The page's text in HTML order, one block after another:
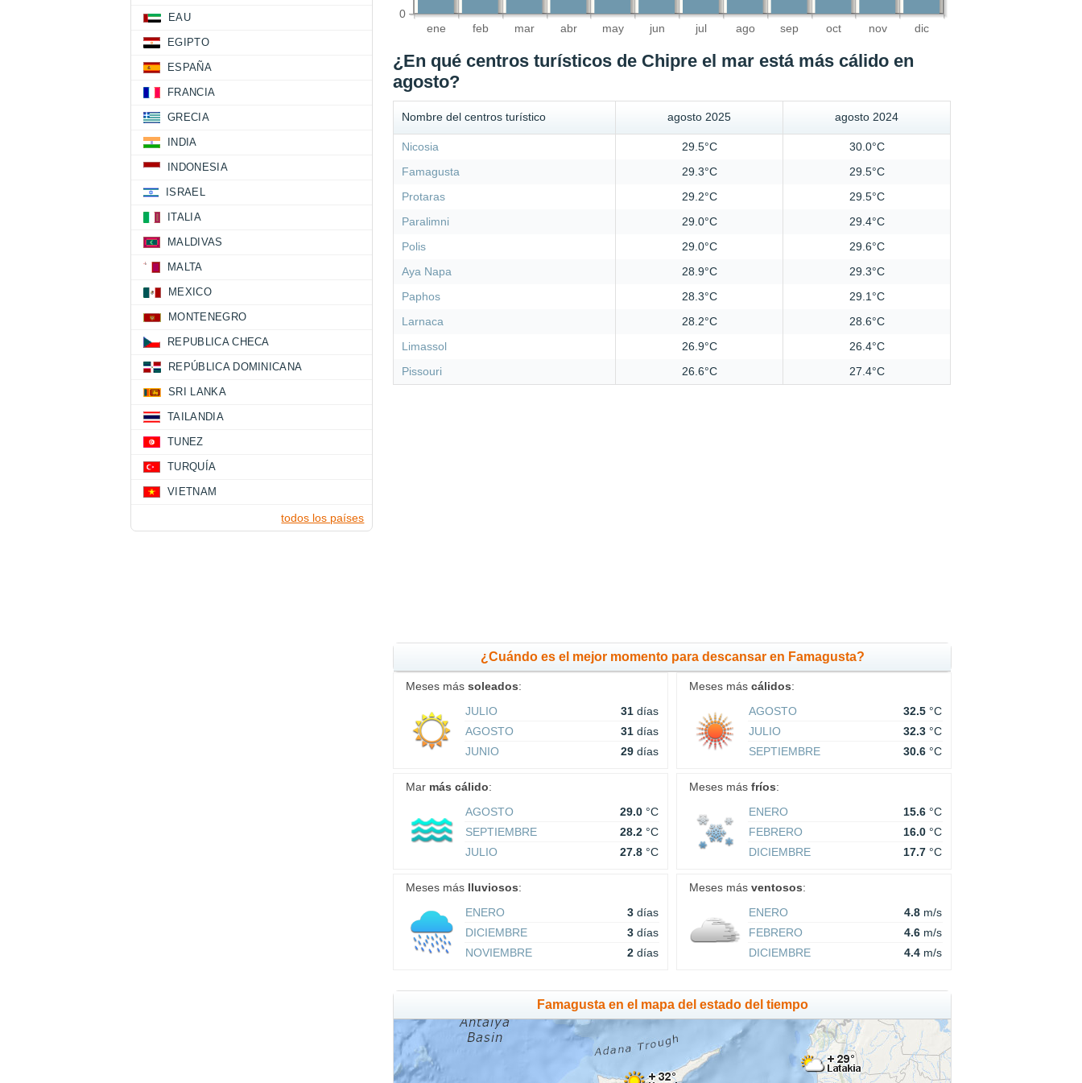
ene feb mar abr may jun jul ago sep oct nov dic
0
¿En qué centros turísticos de Chipre el mar está más cálido en
agosto?
Nombre del centros turístico agosto 2025 agosto 2024
Nicosia 29.5°C
30.0°C
Famagusta
29.3°C
29.5°C
Protaras
29.2°C
29.5°C
Paralimni
29.0°C
29.4°C
Polis
29.0°C
29.6°C
Aya Napa
28.9°C
29.3°C
Paphos
28.3°C
29.1°C
Larnaca
28.2°C
28.6°C
Limassol
26.9°C
26.4°C
Pissouri
26.6°C 27.4°C
¿Cuándo es el mejor momento para descansar en Famagusta?
Meses mássoleados:
JULIO
31 días
AGOSTO
31 días
JUNIO
29 días
Meses máscálidos:
AGOSTO
32.5 °C
JULIO
32.3 °C
SEPTIEMBRE
30.6 °C
Mar más cálido:
AGOSTO
29.0 °C
SEPTIEMBRE
28.2 °C
JULIO
27.8 °C
Meses másfríos:
ENERO
15.6 °C
FEBRERO
16.0 °C
DICIEMBRE
17.7 °C
Meses más lluviosos:
ENERO
3 días
DICIEMBRE
3 días
NOVIEMBRE
2 días
Meses másventosos:
ENERO
4.8 m/s
FEBRERO
4.6 m/s
DICIEMBRE
4.4 m/s
Famagusta en el mapa del estado del tiempo
EAU
EGIPTO
ESPAÑA
FRANCIA
GRECIA
INDIA
INDONESIA
ISRAEL
ITALIA
MALDIVAS
MALTA
MEXICO
MONTENEGRO
REPUBLICA CHECA
REPÚBLICA DOMINICANA
SRI LANKA
TAILANDIA
TUNEZ
TURQUÍA
VIETNAM
todos los países